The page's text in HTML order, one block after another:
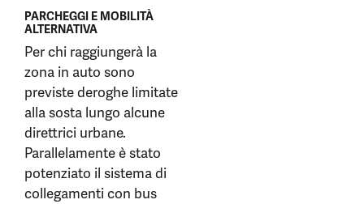
PARCHEGGI E MOBILITÀ
ALTERNATIVA
Per chi raggiungerà la
zona in auto sono
previste deroghe limitate
alla sosta lungo alcune
direttrici urbane.
Parallelamente è stato
potenziato il sistema di
collegamenti con bus